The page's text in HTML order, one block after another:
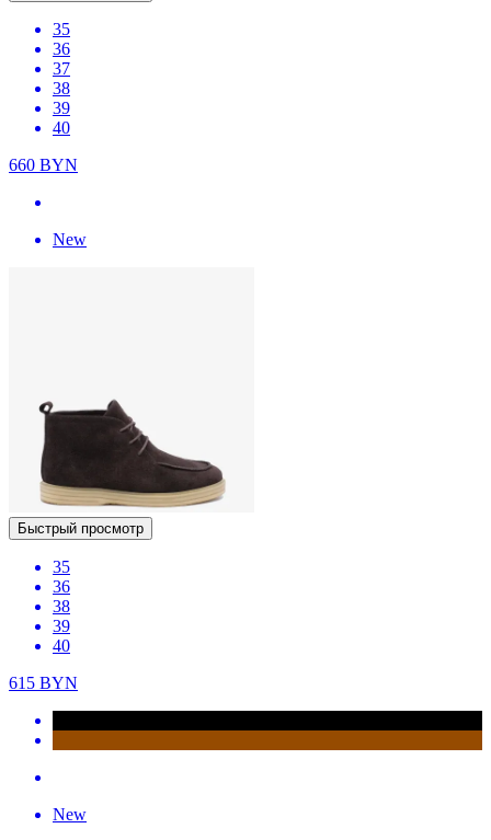
35
36
37
38
39
40
660 BYN
New
Быстрый просмотр
35
36
38
39
40
615 BYN
New